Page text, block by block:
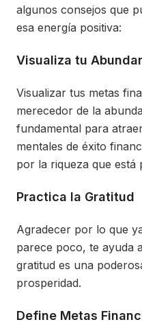
algunos consejos que
esa energía positiva:
Visualiza tu
Visualizar tus metas
merecedor de la
fundamental para
mentales de éxito
por la riqueza que está
Practica la Gratitud
Agradecer por lo que
parece poco, te ayuda
gratitud es una
prosperidad.
Define Metas